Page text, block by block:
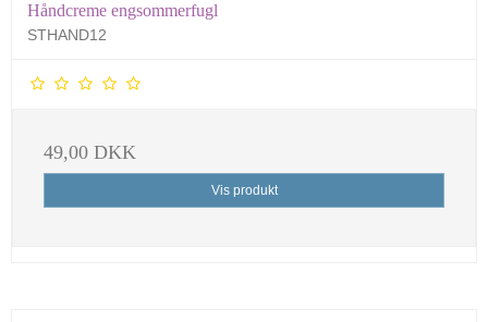
Håndcreme engsommerfugl
STHAND12
49,00 DKK
Vis produkt